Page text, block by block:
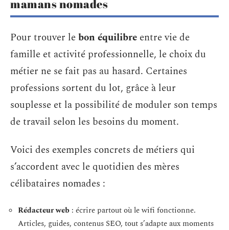
mamans nomades
Pour trouver lebon équilibre entre vie de
famille et activité professionnelle, le choix du
métier ne se fait pas au hasard. Certaines
professions sortent du lot, grâce à leur
souplesse et la possibilité de moduler son temps
de travail selon les besoins du moment.
Voici des exemples concrets de métiers qui
s’accordent avec le quotidien des mères
célibataires nomades :
Rédacteur web : écrire partout où le wifi fonctionne.
Articles, guides, contenus SEO, tout s’adapte aux moments